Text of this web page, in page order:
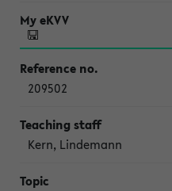
209502
Kern, Lindemann